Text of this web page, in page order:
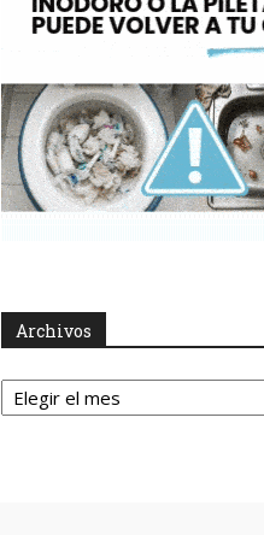
Archivos
Archivos